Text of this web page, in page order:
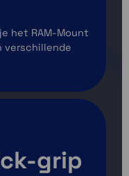
het RAM-Mount
verschillende
grip